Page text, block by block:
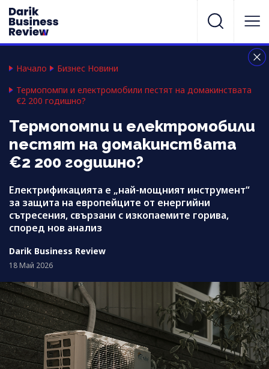
Начало
Бизнес Новини
Термопомпи и електромобили пестят на домакинствата
€2 200 годишно?
Термопомпи и електромобили
пестят на домакинствата
€2 200 годишно?
Електрификацията е „най-мощният инструмент“
за защита на европейците от енергийни
сътресения, свързани с изкопаемите горива,
според нов анализ
Darik Business Review
18 Май 2026